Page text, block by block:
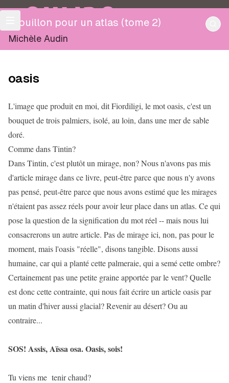
OULIPO
Brouillon pour un atlas (tome 2)
Michèle Audin
oasis
L'image que produit en moi, dit Fiordiligi, le mot oasis, c'est un
bouquet de trois palmiers, isolé, au loin, dans une mer de sable
doré.
Comme dans Tintin?
Dans Tintin, c'est plutôt un mirage, non? Nous n'avons pas mis
d'article mirage dans ce livre, peut-être parce que nous n'y avons
pas pensé, peut-être parce que nous avons estimé que les mirages
n'étaient pas assez réels pour avoir leur place dans un atlas. Ce qui
pose la question de la signification du mot réel -- mais nous lui
consacrerons un autre article. Pas de mirage ici, non, pas pour le
moment, mais l'oasis "réelle", disons tangible. Disons aussi
humaine, car qui a planté cette palmeraie, qui a semé cette ombre?
Certainement pas une petite graine apportée par le vent? Quelle
est donc cette contrainte, qui nous fait écrire un article oasis par
un matin d'hiver aussi glacial? Revenir au désert? Ou au
contraire...
SOS! Assis, Aïssa osa. Oasis, sois!
Tu viens me tenir chaud?